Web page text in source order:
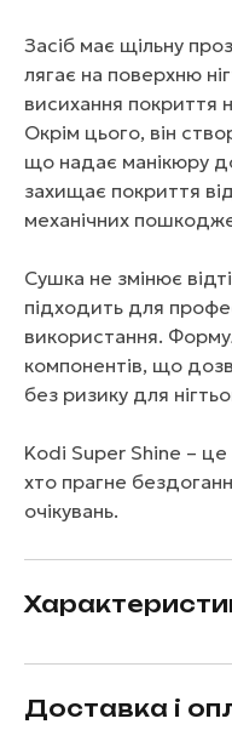
Засіб має щільну
лягає на поверхню
висихання покриття
Окрім цього, він
що надає манікюру
захищає покриття
механічних
Сушка не змінює
підходить для
використання.
компонентів, що
без ризику для
Kodi Super Shine –
хто прагне
очікувань.
Доставка і